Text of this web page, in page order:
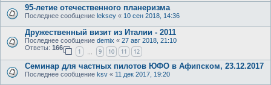
95-летие отечественного планеризма
Последнее сообщение leksey « 10 сен 2018, 14:36
Дружественный визит из Италии - 2011
Последнее сообщение demix « 27 авг 2018, 21:10
Ответы: 166
1 9 10 11 12
Семинар для частных пилотов ЮФО в Афипском, 23.12.2017
Последнее сообщение ksv « 11 дек 2017, 19:20